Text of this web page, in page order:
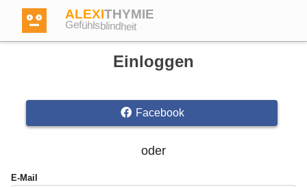
ALEXITHYMIE
Gefühlsblindheit
Einloggen
Facebook
oder
E-Mail